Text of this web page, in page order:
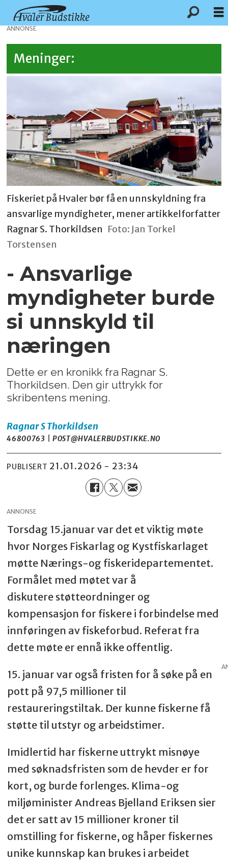
ANNONSE
Meninger:
Fiskeriet på Hvaler bør få en unnskyldning fra
ansvarlige myndigheter, mener artikkelforfatter
Ragnar S. Thorkildsen Foto: Jan Torkel
Torstensen
- Ansvarlige
myndigheter burde
si unnskyld til
næringen
Dette er en kronikk fra Ragnar S.
Thorkildsen. Den gir uttrykk for
skribentens mening.
Ragnar S Thorkildsen
46800763 | POST@HVALERBUDSTIKKE.NO
PUBLISERT 21.01.2026 - 23:34
ANNONSE
Torsdag 15.januar var det et viktig møte
hvor Norges Fiskarlag og Kystfiskarlaget
møtte Nærings-og fiskeridepartementet.
Formålet med møtet var å
diskutere støtteordninger og
kompensasjon for fiskere i forbindelse med
innføringen av fiskeforbud. Referat fra
dette møte er ennå ikke offentlig.
15. januar var også fristen for å søke på en
pott på 97,5 millioner til
restaureringstiltak. Der kunne fiskerne få
støtte til utstyr og arbeidstimer.
Imidlertid har fiskerne uttrykt misnøye
med søknadsfristen som de hevder er for
kort, og burde forlenges. Klima-og
miljøminister Andreas Bjelland Eriksen sier
det er satt av 15 millioner kroner til
omstilling for fiskerne, og håper fiskernes
unike kunnskap kan brukes i arbeidet